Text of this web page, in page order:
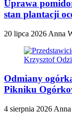
Uprawa
stan plantacji
20 lipca 2026 Anna
Odmiany
Pikniku
4 sierpnia 2026